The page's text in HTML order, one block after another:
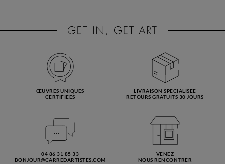
ŒUVRES UNIQUES
CERTIFIÉES
LIVRAISON SPÉCIALISÉE
RETOURS GRATUITS 30 JOURS
04 86 31 85 33
BONJOUR@CARREDARTISTES.COM
VENEZ
NOUS RENCONTRER